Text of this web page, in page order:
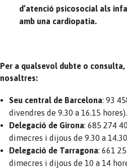
d’atenció psicosocial als
amb una cardiopatia.
Per a qualsevol dubte o
nosaltres:
Seu central de Barcelona: 93
divendres de 9.30 a 16.15 hores).
Delegació de Girona: 685 274
dimecres i dijous de 9.30 a 14.30
Delegació de Tarragona: 661
dimecres i dijous de 10 a 14